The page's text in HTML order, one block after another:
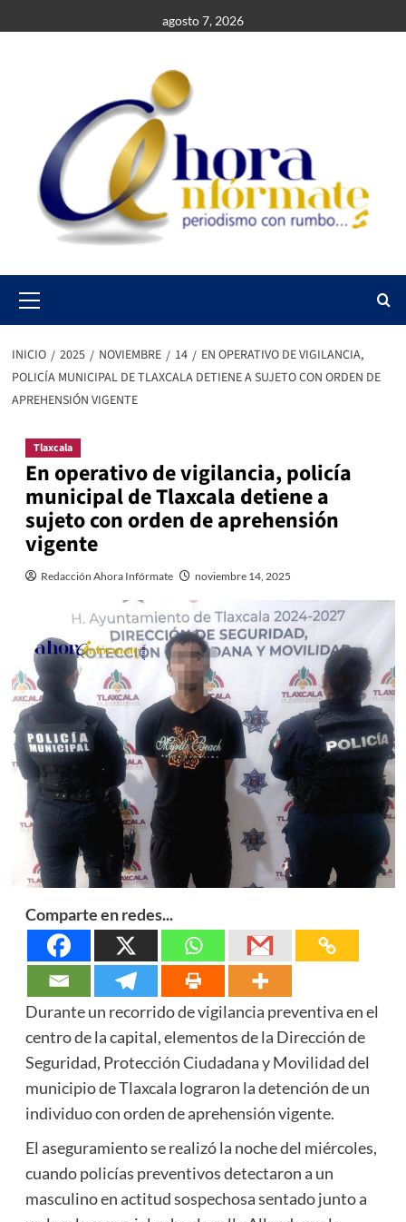
al
agosto 7, 2026
Menu
INICIO 2025 NOVIEMBRE 14
EN OPERATIVO DE VIGILANCIA,
POLICÍA MUNICIPAL DE TLAXCALA DETIENE A SUJETO CON ORDEN DE
APREHENSIÓN VIGENTE
Tlaxcala
En operativo de vigilancia, policía
municipal de Tlaxcala detiene a
sujeto con orden de aprehensión
vigente
Redacción Ahora Infórmate noviembre 14, 2025
Comparte en redes...
Durante un recorrido de vigilancia preventiva en el
centro de la capital, elementos de la Dirección de
Seguridad, Protección Ciudadana y Movilidad del
municipio de Tlaxcala lograron la detención de un
individuo con orden de aprehensión vigente.
El aseguramiento se realizó la noche del miércoles,
cuando policías preventivos detectaron a un
masculino en actitud sospechosa sentado junto a